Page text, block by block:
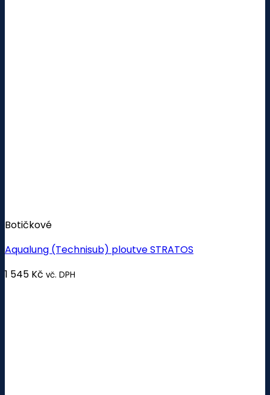
Botičkové
Aqualung (Technisub) ploutve STRATOS
1 545 Kč vč. DPH